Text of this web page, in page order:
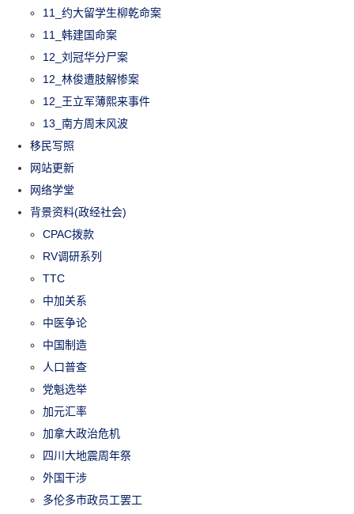
11_约大留学生柳乾命案
11_韩建国命案
12_刘冠华分尸案
12_林俊遭肢解惨案
12_王立军薄熙来事件
13_南方周末风波
移民写照
网站更新
网络学堂
背景资料(政经社会)
CPAC拨款
RV调研系列
TTC
中加关系
中医争论
中国制造
人口普查
党魁选举
加元汇率
加拿大政治危机
四川大地震周年祭
外国干涉
多伦多市政员工罢工